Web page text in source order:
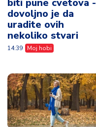
biti pune cvetova -
dovoljno je da
uradite ovih
nekoliko stvari
14:39 Moj hobi